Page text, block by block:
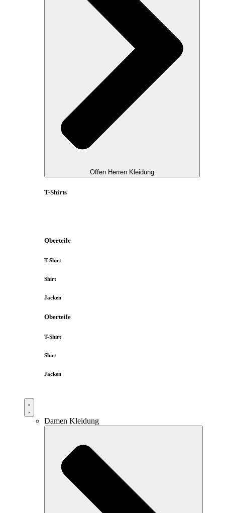
Offen Herren Kleidung
T-Shirts
Oberteile
T-Shirt
Shirt
Jacken
Oberteile
T-Shirt
Shirt
Jacken
Damen Kleidung